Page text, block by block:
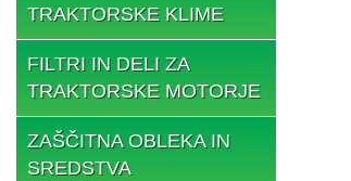
TRAKTORSKE KLIME
FILTRI IN DELI ZA
TRAKTORSKE MOTORJE
ZAŠČITNA OBLEKA IN
SREDSTVA